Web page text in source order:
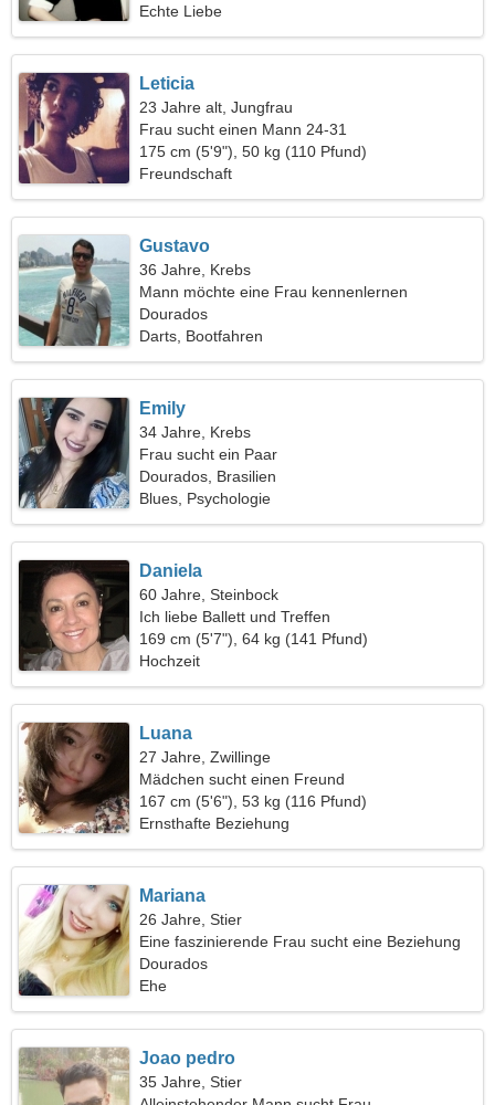
Echte Liebe
Leticia
23 Jahre alt, Jungfrau
Frau sucht einen Mann 24-31
175 cm (5'9"), 50 kg (110 Pfund)
Freundschaft
Gustavo
36 Jahre, Krebs
Mann möchte eine Frau kennenlernen
Dourados
Darts, Bootfahren
Emily
34 Jahre, Krebs
Frau sucht ein Paar
Dourados, Brasilien
Blues, Psychologie
Daniela
60 Jahre, Steinbock
Ich liebe Ballett und Treffen
169 cm (5'7"), 64 kg (141 Pfund)
Hochzeit
Luana
27 Jahre, Zwillinge
Mädchen sucht einen Freund
167 cm (5'6"), 53 kg (116 Pfund)
Ernsthafte Beziehung
Mariana
26 Jahre, Stier
Eine faszinierende Frau sucht eine Beziehung
Dourados
Ehe
Joao pedro
35 Jahre, Stier